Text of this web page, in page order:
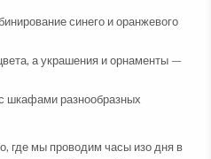
синего и оранжевого
а украшения и орнаменты —
шкафами разнообразных
где мы проводим часы изо дня в